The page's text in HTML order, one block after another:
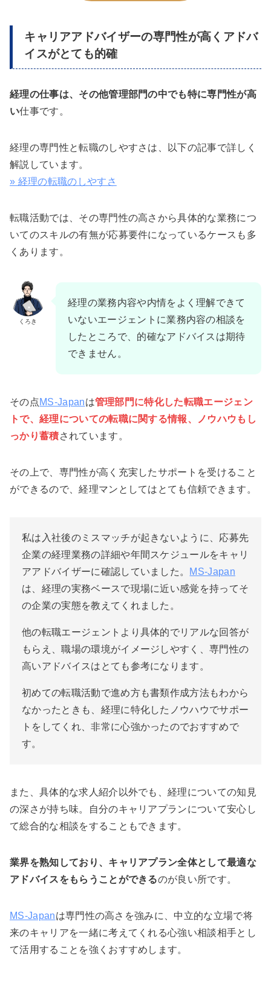
キャリアアドバイザーの専門性が高くアドバ
イスがとても的確
経理の仕事は、その他管理部門の中でも特に専門性が高
い仕事です。
経理の専門性と転職のしやすさは、以下の記事で詳しく
解説しています。
» 経理の転職のしやすさ
転職活動では、その専門性の高さから具体的な業務につ
いてのスキルの有無が応募要件になっているケースも多
くあります。
くろき
経理の業務内容や内情をよく理解できて
いないエージェントに業務内容の相談を
したところで、的確なアドバイスは期待
できません。
その点MS-Japanは管理部門に特化した転職エージェン
トで、経理についての転職に関する情報、ノウハウもし
っかり蓄積されています。
その上で、専門性が高く充実したサポートを受けること
ができるので、経理マンとしてはとても信頼できます。
私は入社後のミスマッチが起きないように、応募先
企業の経理業務の詳細や年間スケジュールをキャリ
アアドバイザーに確認していました。 MS-Japan
は、経理の実務ベースで現場に近い感覚を持ってそ
の企業の実態を教えてくれました。
他の転職エージェントより具体的でリアルな回答が
もらえ、職場の環境がイメージしやすく、専門性の
高いアドバイスはとても参考になります。
初めての転職活動で進め方も書類作成方法もわから
なかったときも、経理に特化したノウハウでサポー
トをしてくれ、非常に心強かったのでおすすめで
す。
また、具体的な求人紹介以外でも、経理についての知見
の深さが持ち味。自分のキャリアプランについて安心し
て総合的な相談をすることもできます。
業界を熟知しており、キャリアプラン全体として最適な
アドバイスをもらうことができるのが良い所です。
MS-Japanは専門性の高さを強みに、中立的な立場で将
来のキャリアを一緒に考えてくれる心強い相談相手とし
て活用することを強くおすすめします。